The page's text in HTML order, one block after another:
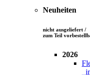
Neuheiten
nicht ausgeliefert /
zum Teil
2026